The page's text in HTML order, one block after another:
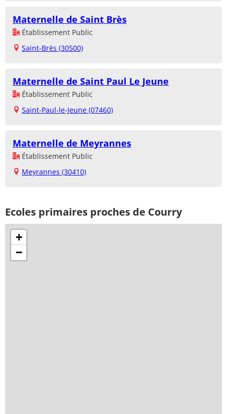
Maternelle de Saint Brès
Établissement Public
Saint-Brès (30500)
Maternelle de Saint Paul Le Jeune
Établissement Public
Saint-Paul-le-Jeune (07460)
Maternelle de Meyrannes
Établissement Public
Meyrannes (30410)
Ecoles primaires proches de Courry
+
−